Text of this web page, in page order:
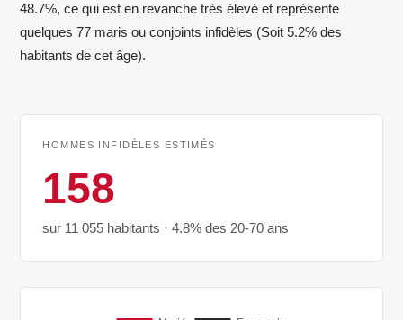
48.7%, ce qui est en revanche très élevé et représente
quelques 77 maris ou conjoints infidèles (Soit 5.2% des
habitants de cet âge).
HOMMES INFIDÈLES ESTIMÉS
158
sur 11 055 habitants · 4.8% des 20-70 ans